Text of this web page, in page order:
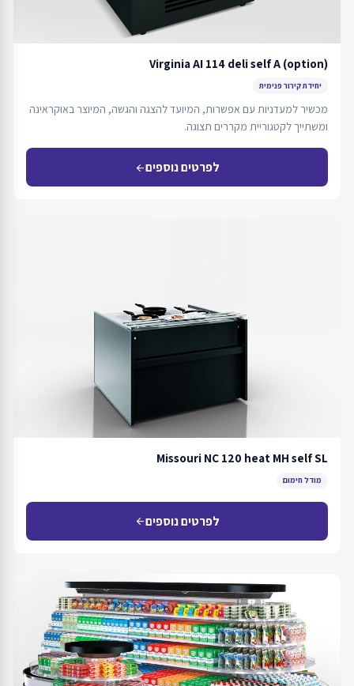
Virginia AI 114 deli self A (option)
יחידת קירור פנימית
מכשיר למעדניות עם אפשרות, המיועד להצגה והגשה, המיוצר באוקראינה
ומשתייך לקטגוריית מקררים תצוגה.
לפרטים נוספיםarrow_back
Missouri NC 120 heat MH self SL
מודל חימום
לפרטים נוספיםarrow_back